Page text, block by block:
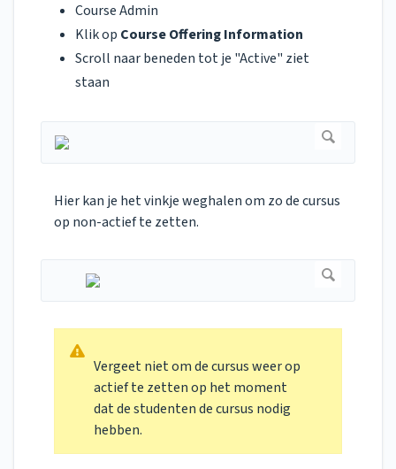
Course Admin
Klik op Course Offering Information
Scroll naar beneden tot je "Active" ziet
staan
Hier kan je het vinkje weghalen om zo de cursus
op non-actief te zetten.
Vergeet niet om de cursus weer op
actief te zetten op het moment
dat de studenten de cursus nodig
hebben.